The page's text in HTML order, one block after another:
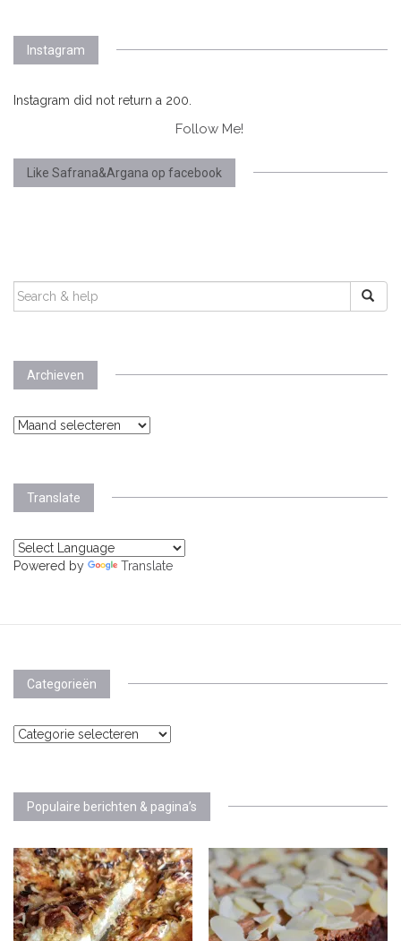
Instagram
Instagram did not return a 200.
Follow Me!
Like Safrana&Argana op facebook
SEARCH
FOR:
Archieven
Archieven
Translate
Powered by Translate
Categorieën
Categorieën
Populaire berichten & pagina’s